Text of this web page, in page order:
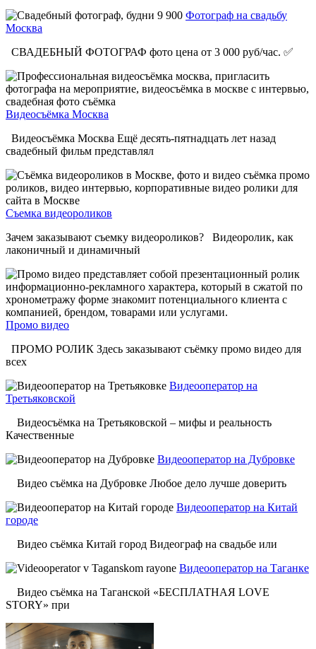
Фотограф на свадьбу
Москва
СВАДЕБНЫЙ ФОТОГРАФ фото цена от 3 000 руб/час. ✅
Видеосъёмка Москва
Видеосъёмка Москва Ещё десять-пятнадцать лет назад
свадебный фильм представлял
Съемка видеороликов
Зачем заказывают съемку видеороликов? Видеоролик, как
лаконичный и динамичный
Промо видео
ПРОМО РОЛИК Здесь заказывают съёмку промо видео для
всех
Видеооператор на
Третьяковской
Видеосъёмка на Третьяковской – мифы и реальность
Качественные
Видеооператор на Дубровке
Видео съёмка на Дубровке Любое дело лучше доверить
Видеооператор на Китай
городе
Видео съёмка Китай город Видеограф на свадьбе или
Видеооператор на Таганке
Видео съёмка на Таганской «БЕСПЛАТНАЯ LOVE
STORY» при